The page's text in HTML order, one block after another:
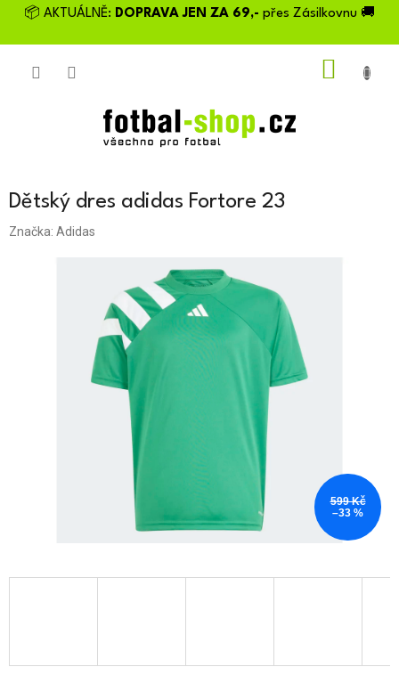
Přejít📦 AKTUÁLNĚ: DOPRAVA JEN ZA 69,- přes Zásilkovnu 🚚
Dětský dres adidas Fortore 23
Značka: Adidas
599 Kč
–33 %